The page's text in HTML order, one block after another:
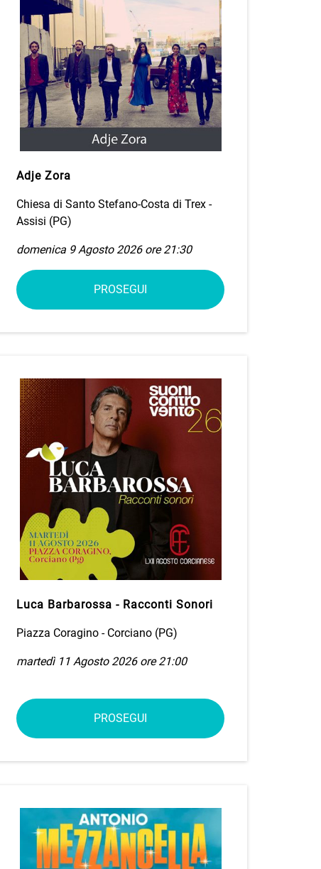
Adje Zora
Chiesa di Santo Stefano-Costa di Trex -
Assisi (PG)
domenica 9 Agosto 2026 ore 21:30
PROSEGUI
Luca Barbarossa - Racconti Sonori
Piazza Coragino - Corciano (PG)
martedì 11 Agosto 2026 ore 21:00
PROSEGUI